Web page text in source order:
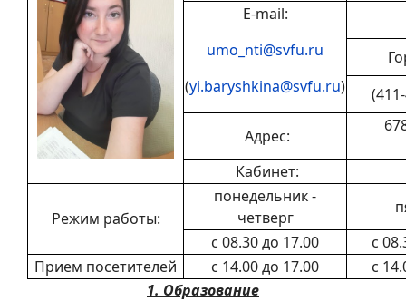
E-mail:
umo_nti@svfu.ru
(yi.baryshkina@svfu.ru)
Адрес:
Кабинет:
Режим работы:
понедельник -
четверг
с 08.30 до 17.00
с
Прием посетителей
с 14.00 до 17.00
с
1. Образование